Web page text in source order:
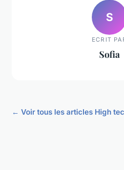
S
ECRIT
Sofia
← Voir tous les articles High